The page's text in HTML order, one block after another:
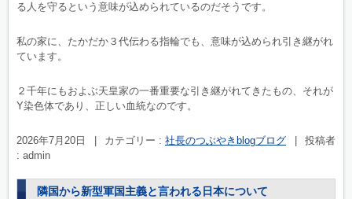
る人を守るという意味が込められているのだそうです。
私の家に、たかだか３代伝わる指輪でも、意味が込められ引き継がれ
ています。
２千年にもおよぶ天皇家の一番重要な引き継がれてきたもの、それが
Y染色体であり、正しい血統なのです。
2026年7月20日 カテゴリー : 社長のつぶやきblogブログ
投稿者
: admin
隣国から新型軍国主義と言われる日本について